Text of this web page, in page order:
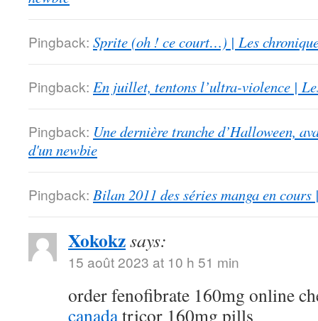
Pingback: Sprite (oh ! ce court…) | Les
Pingback: En juillet, tentons l’ultra-violence |
Pingback: Une dernière tranche d’Halloween,
d'un newbie
Pingback: Bilan 2011 des séries manga en
Xokokzsays:
15 août 2023 at 10 h 51 min
order fenofibrate 160mg online
canadatricor 160mg pills